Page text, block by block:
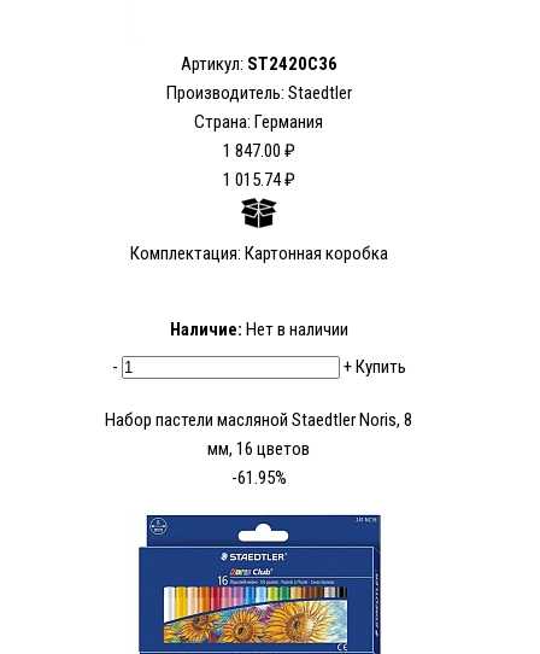
Артикул: ST2420C36
Производитель: Staedtler
Страна: Германия
1 847.00 ₽
1 015.74 ₽
Комплектация: Картонная коробка
Наличие: Нет в наличии
-
+Купить
Набор пастели масляной Staedtler Noris, 8
мм, 16 цветов
-61.95%